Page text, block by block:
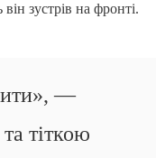
зустрів на фронті.
—
тіткою